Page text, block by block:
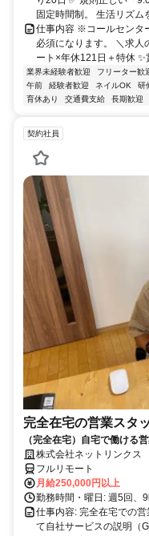
固定時間制。 生活リズム
仕事内容 ※コールセンタ
必須になります。 ＼求人
ート×年休121日＋特休
業界未経験者歓迎 フリーター歓
午前
経験者歓迎 ネイルOK 研
育休あり
交通費支給 長期歓迎
契約社員
完全在宅の営業スタ
（完全在宅）自宅で働ける
いません。
株式会社ネットリンクス
フルリモート
月給250,000円以上
勤務時間・曜日: 週5回、
仕事内容: 完全在宅での
て自社サービスの説明（